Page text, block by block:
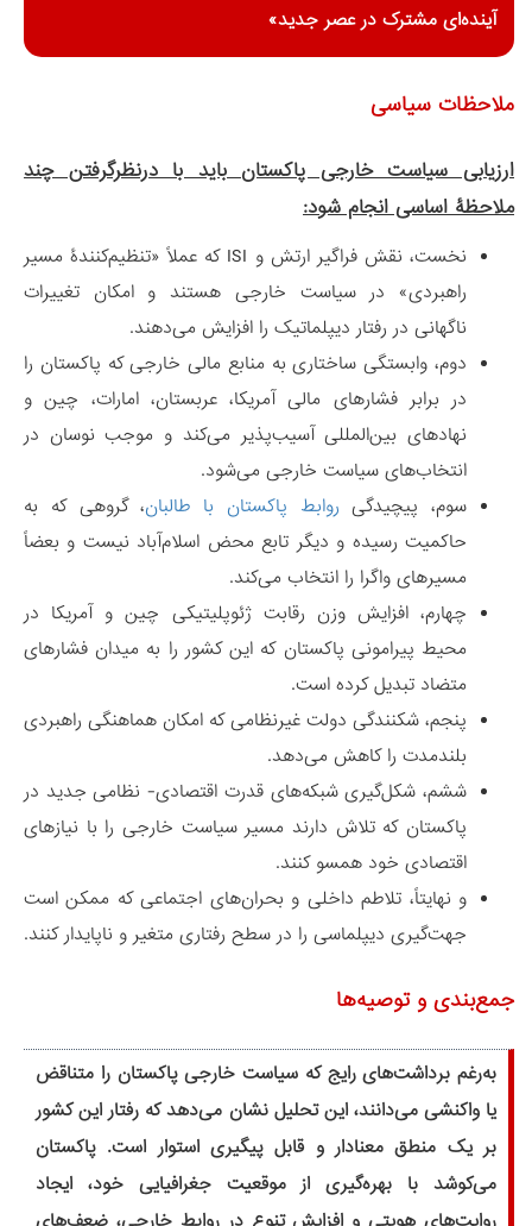
آینده‌ای مشترک در عصر جدید»
ملاحظات سیاسی
ارزیابی سیاست خارجی پاکستان باید با درنظرگرفتن چند
ملاحظۀ اساسی انجام شود:
نخست، نقش فراگیر ارتش و ISI که عملاً «تنظیم‌کنندۀ مسیر
راهبردی» در سیاست خارجی هستند و امکان تغییرات
ناگهانی در رفتار دیپلماتیک را افزایش می‌دهند.
دوم، وابستگی ساختاری به منابع مالی خارجی که پاکستان را
در برابر فشارهای مالی آمریکا، عربستان، امارات، چین و
نهادهای بین‌المللی آسیب‌پذیر می‌کند و موجب نوسان در
انتخاب‌های سیاست خارجی می‌شود.
سوم، پیچیدگی روابط پاکستان با طالبان، گروهی که به
حاکمیت رسیده و دیگر تابع محض اسلام‌آباد نیست و بعضاً
مسیر‌های واگرا را انتخاب می‌کند.
چهارم، افزایش وزن رقابت ژئوپلیتیکی چین و آمریکا در
محیط پیرامونی پاکستان که این کشور را به میدان فشارهای
متضاد تبدیل کرده است.
پنجم، شکنندگی دولت غیرنظامی که امکان هماهنگی راهبردی
بلندمدت را کاهش می‌دهد.
ششم، شکل‌گیری شبکه‌های قدرت اقتصادی- نظامی جدید در
پاکستان که تلاش دارند مسیر سیاست خارجی را با نیازهای
اقتصادی خود همسو کنند.
و نهایتاً، تلاطم داخلی و بحران‌های اجتماعی که ممکن است
جهت‌گیری دیپلماسی را در سطح رفتاری متغیر و ناپایدار کنند.
جمع‌بندی و توصیه‌ها
به‌رغم برداشت‌های رایج که سیاست خارجی پاکستان را متناقض
یا واکنشی می‌دانند، این تحلیل نشان می‌دهد که رفتار این کشور
بر یک منطق معنادار و قابل ‌پیگیری استوار است. پاکستان
می‌کوشد با بهره‌گیری از موقعیت جغرافیایی خود، ایجاد